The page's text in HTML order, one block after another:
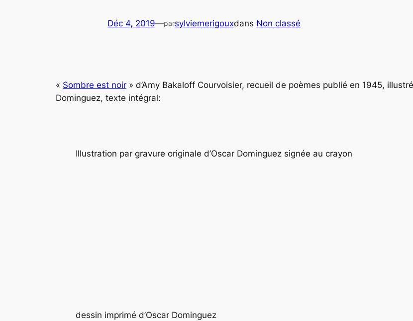
Déc 4, 2019—parsylviemerigouxdans Non classé
« Sombre est noir » d’Amy Bakaloff Courvoisier, recueil de poèmes publié en 1945,
Dominguez, texte intégral:
Illustration par gravure originale d’Oscar Dominguez signée au crayon
dessin imprimé d’Oscar Dominguez